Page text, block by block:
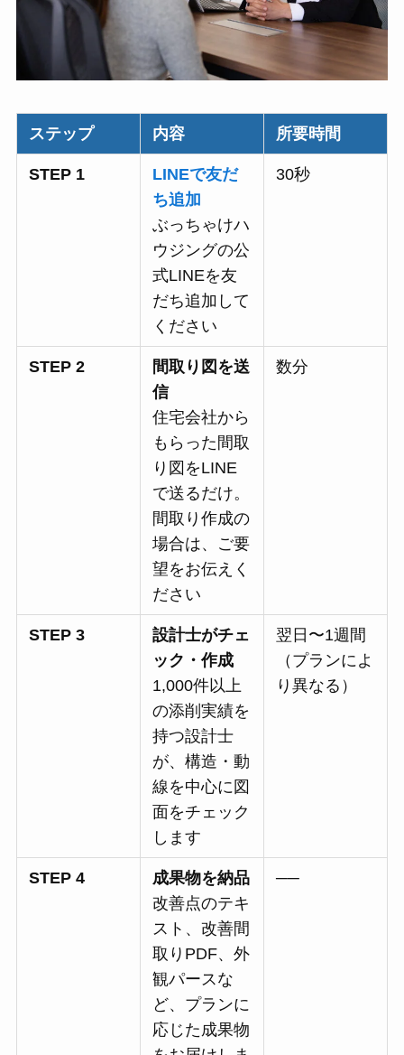
ステップ 内容 所要時間
STEP 1
LINEで友だ
ち追加
ぶっちゃけハ
ウジングの公
式LINEを友
だち追加して
ください
30秒
STEP 2
間取り図を送
信
住宅会社から
もらった間取
り図をLINE
で送るだけ。
間取り作成の
場合は、ご要
望をお伝えく
ださい
数分
STEP 3
設計士がチェ
ック・作成
1,000件以上
の添削実績を
持つ設計士
が、構造・動
線を中心に図
面をチェック
します
翌日〜1週間
（プランによ
り異なる）
STEP 4
成果物を納品
改善点のテキ
スト、改善間
取りPDF、外
観パースな
ど、プランに
応じた成果物
──